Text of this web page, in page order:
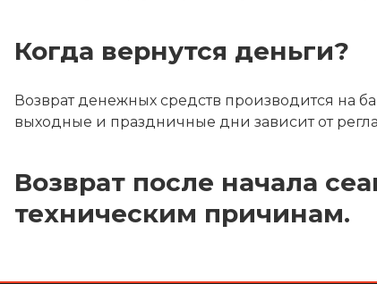
Когда вернутся деньги?
Возврат денежных средств производится на
выходные и праздничные дни зависит от
Возврат после начала
техническим причинам.